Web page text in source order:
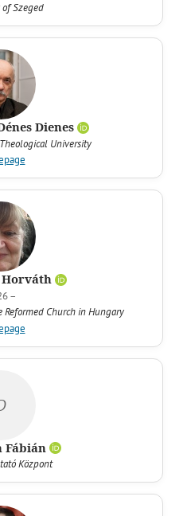
Szeged
Dienes
University
Horváth
–
Church in Hungary
Fábián
Központ